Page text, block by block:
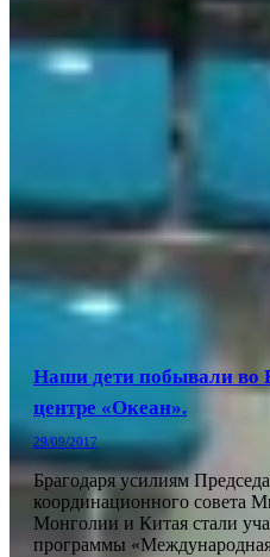
Наши дети побывали во
центре «Океан».
29/09/2017
Брагодаря усилиям
координационного совета
Монголии и Китая стали
программы